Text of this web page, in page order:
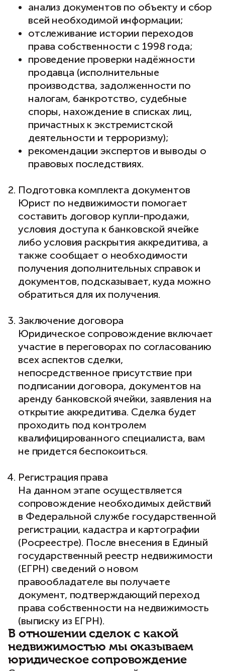
анализ документов по объекту и сбор
всей необходимой информации;
отслеживание истории переходов
права собственности с 1998 года;
проведение проверки надёжности
продавца (исполнительные
производства, задолженности по
налогам, банкротство, судебные
споры, нахождение в списках лиц,
причастных к экстремистской
деятельности и терроризму);
рекомендации экспертов и выводы о
правовых последствиях.
Подготовка комплекта документов
Юрист по недвижимости помогает
составить договор купли-продажи,
условия доступа к банковской ячейке
либо условия раскрытия аккредитива, а
также сообщает о необходимости
получения дополнительных справок и
документов, подсказывает, куда можно
обратиться для их получения.
Заключение договора
Юридическое сопровождение включает
участие в переговорах по согласованию
всех аспектов сделки,
непосредственное присутствие при
подписании договора, документов на
аренду банковской ячейки, заявления на
открытие аккредитива. Сделка будет
проходить под контролем
квалифицированного специалиста, вам
не придется беспокоиться.
Регистрация права
На данном этапе осуществляется
сопровождение необходимых действий
в Федеральной службе государственной
регистрации, кадастра и картографии
(Росреестре). После внесения в Единый
государственный реестр недвижимости
(ЕГРН) сведений о новом
правообладателе вы получаете
документ, подтверждающий переход
права собственности на недвижимость
(выписку из ЕГРН).
В отношении сделок с какой
недвижимостью мы оказываем
юридическое сопровождение